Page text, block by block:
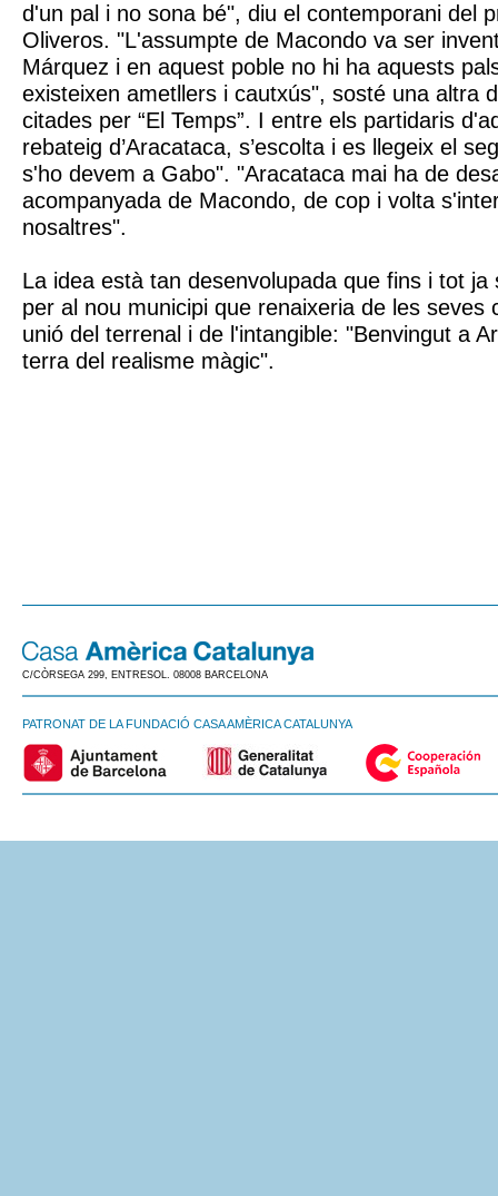
d'un pal i no sona bé", diu el contemporani del
Oliveros. "L'assumpte de Macondo va ser
Márquez i en aquest poble no hi ha aquests
existeixen ametllers i cautxús", sosté una altra
citades per “El Temps”. I entre els partidaris
rebateig d’Aracataca, s’escolta i es llegeix el
s'ho devem a Gabo". "Aracataca mai ha de
acompanyada de Macondo, de cop i volta
nosaltres".
La idea està tan desenvolupada que fins i tot ja
per al nou municipi que renaixeria de les seves
unió del terrenal i de l'intangible: "Benvingut a
terra del realisme màgic".
C/CÒRSEGA 299, ENTRESOL. 08008 BARCELONA
PATRONAT DE LA FUNDACIÓ CASA AMÈRICA CATALUNYA